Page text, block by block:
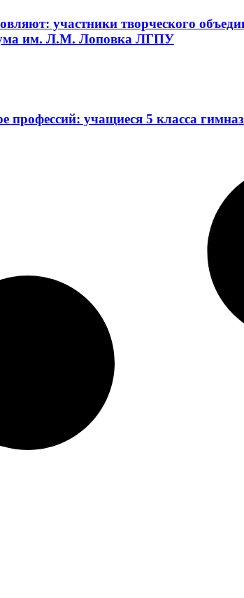
участники творческого
им. Л.М. Лоповка ЛГПУ
профессий: учащиеся 5 класса